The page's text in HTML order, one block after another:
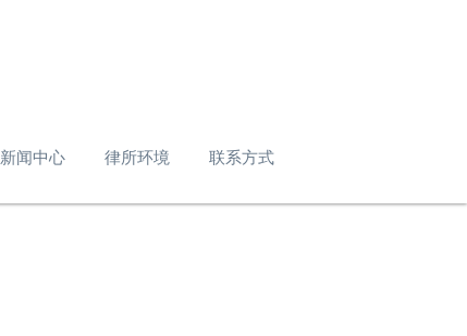
新闻中心 律所环境 联系方式